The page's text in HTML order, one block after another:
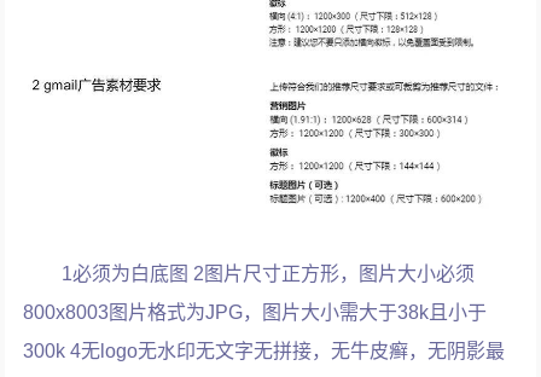
1必须为白底图 2图片尺寸正方形，图片大小必须
800x8003图片格式为JPG，图片大小需大于38k且小于
300k 4无logo无水印无文字无拼接，无牛皮癣，无阴影最